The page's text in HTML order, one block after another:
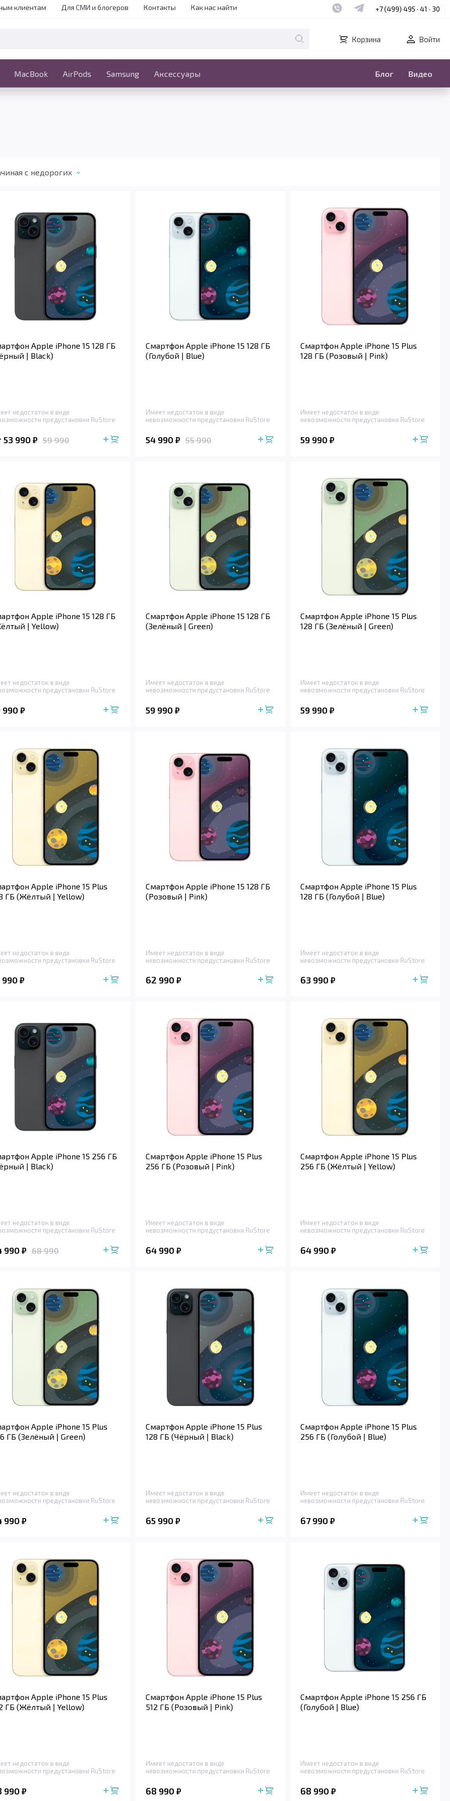
клиентам Для СМИ и блогеров Контакты Как нас найти Наш whatsapp
Наш telegram
+7 (499) 495 · 41 · 30
Корзина Войти
MacBook AirPods Samsung Аксессуары Блог Видео
iPhone MacBook Ещё
с недорогих
Apple iPhone 15 128 ГБ
| Black)
недостаток в виде
предустановки RuStore
53 990 ₽ 59 990
Смартфон Apple iPhone 15 128 ГБ
(Голубой | Blue)
Имеет недостаток в виде
невозможности предустановки RuStore
54 990 ₽ 55 990
Смартфон Apple iPhone 15 Plus
128 ГБ (Розовый | Pink)
Имеет недостаток в виде
невозможности предустановки RuStore
59 990 ₽
Apple iPhone 15 128 ГБ
| Yellow)
недостаток в виде
предустановки RuStore
990₽
Смартфон Apple iPhone 15 128 ГБ
(Зелёный | Green)
Имеет недостаток в виде
невозможности предустановки RuStore
59 990 ₽
Смартфон Apple iPhone 15 Plus
128 ГБ (Зелёный | Green)
Имеет недостаток в виде
невозможности предустановки RuStore
59 990 ₽
Apple iPhone 15 Plus
ГБ (Жёлтый | Yellow)
недостаток в виде
предустановки RuStore
990 ₽
Смартфон Apple iPhone 15 128 ГБ
(Розовый | Pink)
Имеет недостаток в виде
невозможности предустановки RuStore
62 990 ₽
Смартфон Apple iPhone 15 Plus
128 ГБ (Голубой | Blue)
Имеет недостаток в виде
невозможности предустановки RuStore
63 990 ₽
Apple iPhone 15 256 ГБ
| Black)
недостаток в виде
предустановки RuStore
990 ₽ 68 990
Смартфон Apple iPhone 15 Plus
256 ГБ (Розовый | Pink)
Имеет недостаток в виде
невозможности предустановки RuStore
64 990 ₽
Смартфон Apple iPhone 15 Plus
256 ГБ (Жёлтый | Yellow)
Имеет недостаток в виде
невозможности предустановки RuStore
64 990 ₽
Apple iPhone 15 Plus
ГБ (Зелёный | Green)
недостаток в виде
предустановки RuStore
990 ₽
Смартфон Apple iPhone 15 Plus
128 ГБ (Чёрный | Black)
Имеет недостаток в виде
невозможности предустановки RuStore
65 990 ₽
Смартфон Apple iPhone 15 Plus
256 ГБ (Голубой | Blue)
Имеет недостаток в виде
невозможности предустановки RuStore
67 990 ₽
Apple iPhone 15 Plus
ГБ (Жёлтый | Yellow)
недостаток в виде
предустановки RuStore
990 ₽
Смартфон Apple iPhone 15 Plus
512 ГБ (Розовый | Pink)
Имеет недостаток в виде
невозможности предустановки RuStore
68 990 ₽
Смартфон Apple iPhone 15 256 ГБ
(Голубой | Blue)
Имеет недостаток в виде
невозможности предустановки RuStore
68 990 ₽